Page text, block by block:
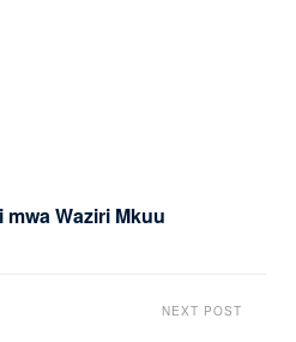
Waziri Mkuu
NEXT POST